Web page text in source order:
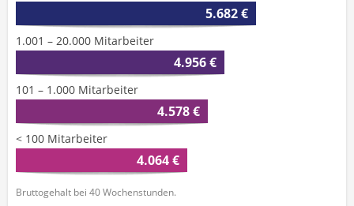
5.682 €
1.001 – 20.000 Mitarbeiter
4.956 €
101 – 1.000 Mitarbeiter
4.578 €
< 100 Mitarbeiter
4.064 €
Bruttogehalt bei 40 Wochenstunden.